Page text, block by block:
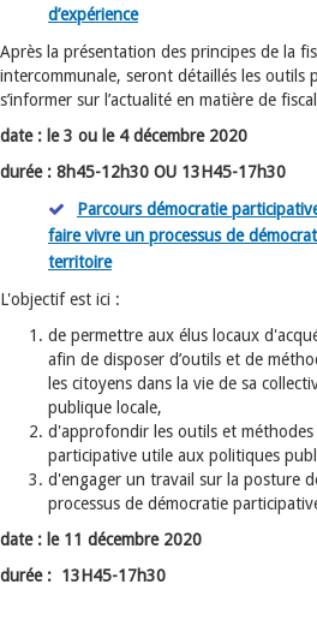
d’expérience
Après la présentation des principes de la
intercommunale, seront détaillés les outils
s’informer sur l’actualité en matière de
date : l e 3 ou le 4 décembre 2020
durée : 8h45-12h30 OU 13H45-17h30
Parcours démocratie
faire vivre un processus de
territoire
L'objectif est ici :
de permettre aux élus locaux
afin de disposer d’outils et de
les citoyens dans la vie de sa
publique locale,
d'approfondir les outils et
participative utile aux politiques
d'engager un travail sur la posture
processus de démocratie
date : l e 11 décembre 2020
durée : 13H45-17h30